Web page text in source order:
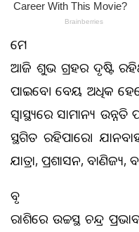
ମେଷ
ଆଜି ଶୁଭ ଗ୍ରହର ଦୃଷ୍ଟି
ପାଇବେ। ବେୟ ଅଧିକ
ସ୍ବାସ୍ଥ୍ୟରେ ସାମାନ୍ୟ
ସ୍ଥଗିତ ରହିପାରେ।
ଯାତ୍ରା, ପ୍ରଶାସନ, ବାଣିଜ୍ୟ,
ବୃଷ
ରାଶିରେ ଉଚ୍ଚସ୍ଥ ଚନ୍ଦ୍ର